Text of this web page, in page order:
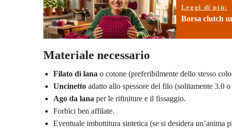
Leggi di più:
Borsa clutch
Materiale necessario
Filato di lana o cotone (preferibilmente dello stesso
Uncinetto adatto allo spessore del filo (solitamente 3.0
Ago da lana per le rifiniture e il fissaggio.
Forbici ben affilate.
Eventuale imbottitura sintetica (se si desidera un’anima